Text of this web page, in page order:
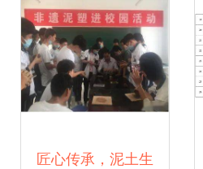
需求助提供于行验
仅当才裁算命搭依
仪式
匠心传承，泥土生